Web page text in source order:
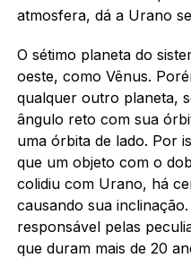
atmosfera, dá a Urano
O sétimo planeta do
oeste, como Vênus.
qualquer outro planeta,
ângulo reto com sua
uma órbita de lado. Por
que um objeto com o
colidiu com Urano, há
causando sua
responsável pelas
que duram mais de 20